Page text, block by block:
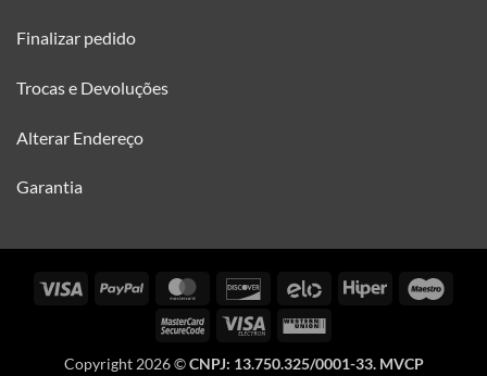
Finalizar pedido
Trocas e Devoluções
Alterar Endereço
Garantia
Visa PayPal MasterCardDiscover Elo Hiper
MasterCard
Visa
Western
Copyright 2026 ©CNPJ: 13.750.325/0001-33. MVCP